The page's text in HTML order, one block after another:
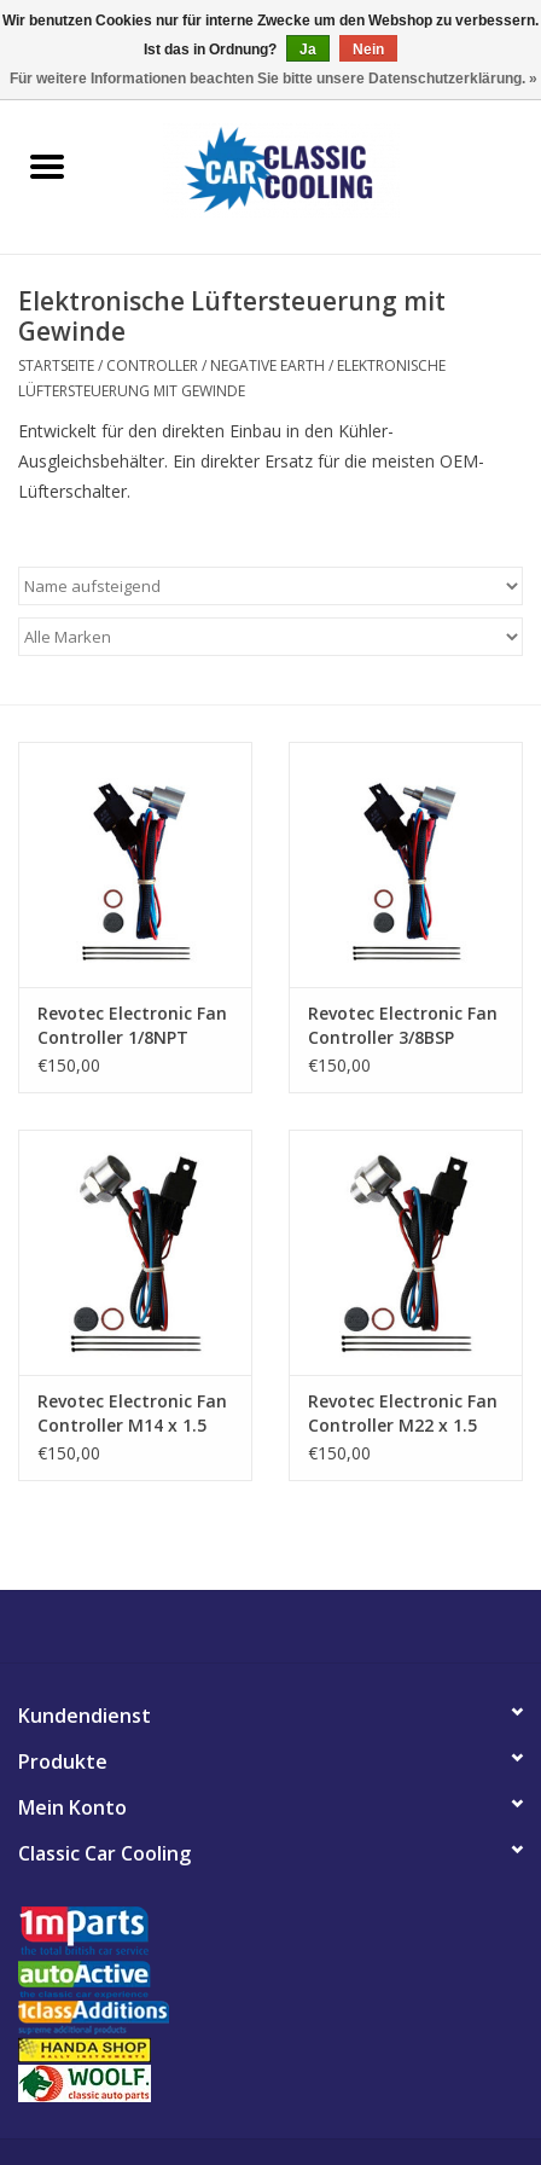
Komplette Kits
Controller
Accessoires
Angebot
Elektronische Lüftersteuerung mit
Gewinde
STARTSEITE/ CONTROLLER/ NEGATIVE EARTH / ELEKTRONISCHE
LÜFTERSTEUERUNG MIT GEWINDE
Entwickelt für den direkten Einbau in den Kühler-
Ausgleichsbehälter. Ein direkter Ersatz für die meisten OEM-
Lüfterschalter.
Revotec Electronic Fan
Controller 1/8NPT
External Thread
€150,00
Revotec Electronic Fan
Controller 3/8BSP
External Thread
€150,00
Revotec Electronic Fan
Controller M14 x 1.5
External Thread
€150,00
Revotec Electronic Fan
Controller M22 x 1.5
External Thread
€150,00
Kundendienst
Produkte
Mein Konto
Classic Car Cooling
Wir benutzen Cookies nur für interne Zwecke um den Webshop zu verbessern.
Ist das in Ordnung?
Ja
Nein
Für weitere Informationen beachten Sie bitte unsere Datenschutzerklärung. »